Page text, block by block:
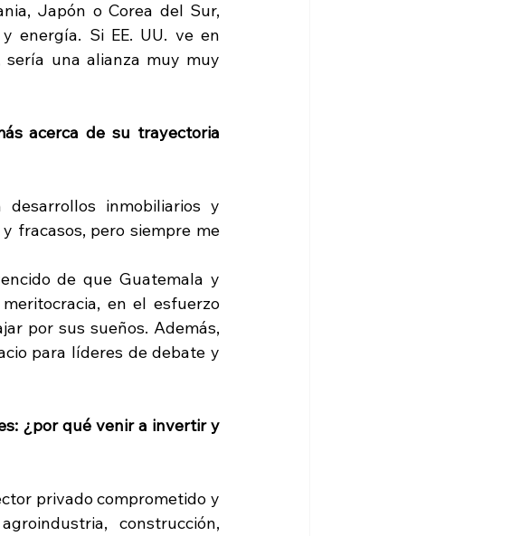
Japón o Corea del Sur,
energía. Si EE. UU. ve en
una alianza muy muy
acerca de su trayectoria
inmobiliarios y
fracasos, pero siempre me
de que Guatemala y
en el esfuerzo
por sus sueños. Además,
para líderes de debate y
¿por qué venir a invertir y
privado comprometido y
construcción,